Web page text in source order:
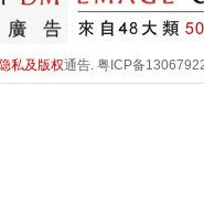
隐私及版权通告. 粤ICP备